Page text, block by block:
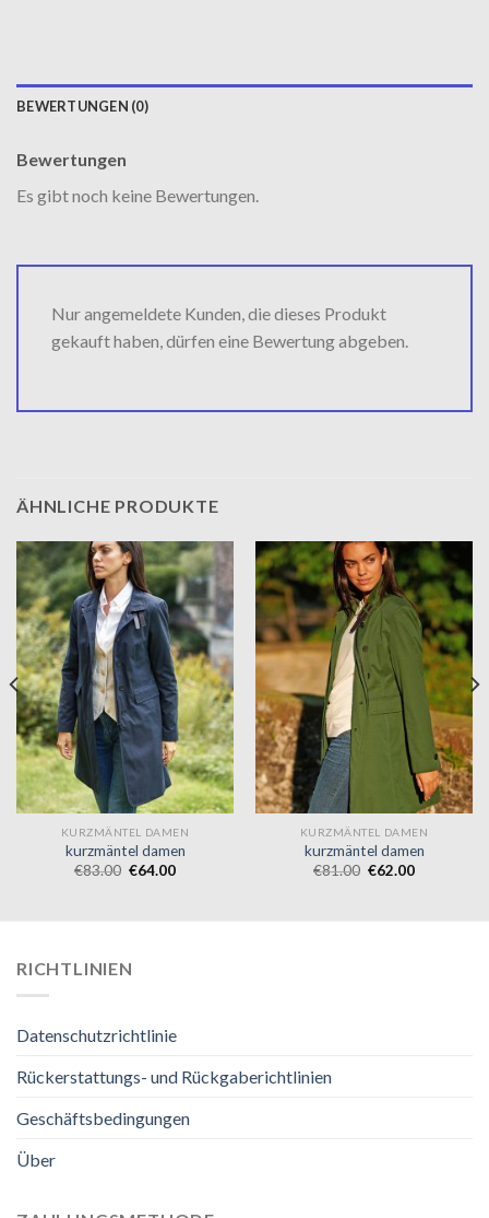
BEWERTUNGEN (0)
Bewertungen
Es gibt noch keine Bewertungen.
Nur angemeldete Kunden, die dieses Produkt
gekauft haben, dürfen eine Bewertung abgeben.
ÄHNLICHE PRODUKTE
KURZMÄNTEL DAMEN
kurzmäntel damen
€83.00 €64.00
KURZMÄNTEL DAMEN
kurzmäntel damen
€81.00 €62.00
RICHTLINIEN
Datenschutzrichtlinie
Rückerstattungs- und Rückgaberichtlinien
Geschäftsbedingungen
Über